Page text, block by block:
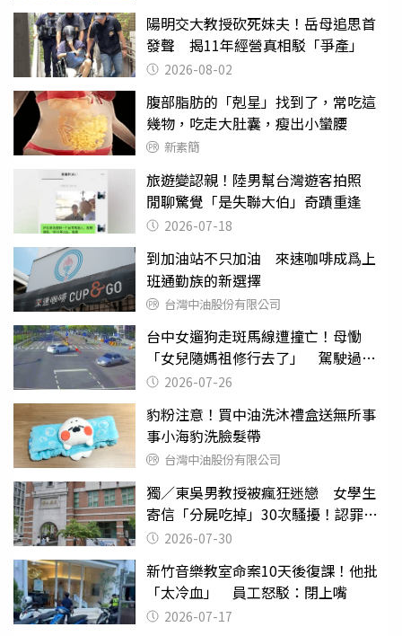
陽明交大教授砍死妹夫！岳母追思首
發聲 揭11年經營真相駁「爭產」
2026-08-02
腹部脂肪的「剋星」找到了，常吃這
幾物，吃走大肚囊，瘦出小蠻腰
新素簡
旅遊變認親！陸男幫台灣遊客拍照
閒聊驚覺「是失聯大伯」奇蹟重逢
2026-07-18
到加油站不只加油 來速咖啡成爲上
班通勤族的新選擇
台灣中油股份有限公司
台中女遛狗走斑馬線遭撞亡！母慟
「女兒隨媽祖修行去了」 駕駛過失
致死判9月
2026-07-26
豹粉注意！買中油洗沐禮盒送無所事
事小海豹洗臉髮帶
台灣中油股份有限公司
獨／東吳男教授被瘋狂迷戀 女學生
寄信「分屍吃掉」30次騷擾！認罪免
關 2026-07-30
新竹音樂教室命案10天後復課！他批
「太冷血」 員工怒駁：閉上嘴
2026-07-17